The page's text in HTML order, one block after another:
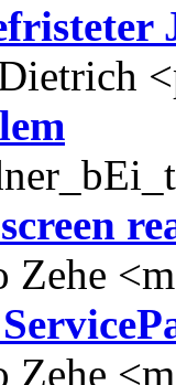
Zehe
Zehe